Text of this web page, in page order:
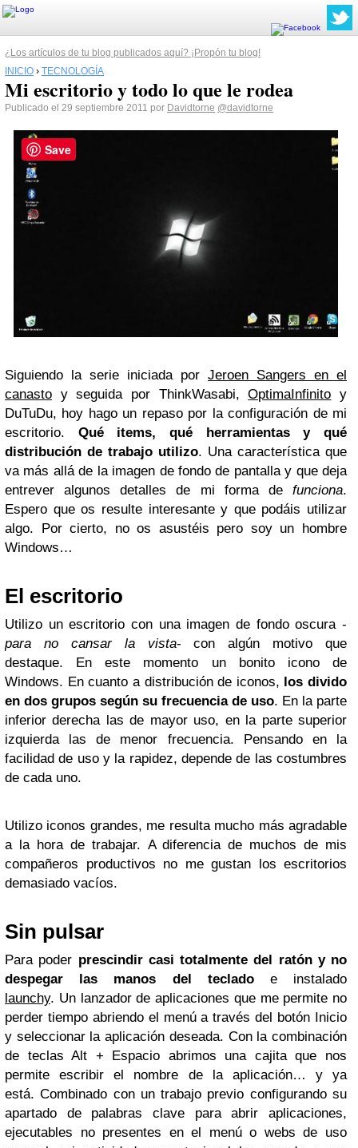
¿Los artículos de tu blog publicados aquí? ¡Propón tu blog!
INICIO › TECNOLOGÍA
Mi escritorio y todo lo que le rodea
Publicado el 29 septiembre 2011 por Davidtorne @davidtorne
Siguiendo la serie iniciada por Jeroen Sangers en el
canasto y seguida por ThinkWasabi,OptimaInfinito y
DuTuDu, hoy hago un repaso por la configuración de mi
escritorio. Qué items, qué herramientasy qué
distribución de trabajo utilizo. Una característica que
va más allá de la imagen de fondo de pantalla y que deja
entrever algunos detalles de mi forma de funciona.
Espero que os resulte interesante y que podáis utilizar
algo. Por cierto, no os asustéis pero soy un hombre
Windows…
El escritorio
Utilizo un escritorio con una imagen de fondo oscura -
para no cansar la vista- con algún motivo que
destaque. En este momento un bonito icono de
Windows. En cuanto a distribución de iconos, los divido
en dos grupos según su frecuencia de uso. En la parte
inferior derecha las de mayor uso, en la parte superior
izquierda las de menor frecuencia. Pensando en la
facilidad de uso y la rapidez, depende de las costumbres
de cada uno.
Utilizo iconos grandes, me resulta mucho más agradable
a la hora de trabajar. A diferencia de muchos de mis
compañeros productivos no me gustan los escritorios
demasiado vacíos.
Sin pulsar
Para poder prescindir casi totalmente del ratón y no
despegar las manos del tecladoe instalado
launchy. Un lanzador de aplicaciones que me permite no
perder tiempo abriendo el menú a través del botón Inicio
y seleccionar la aplicación deseada. Con la combinación
de teclas Alt + Espacio abrimos una cajita que nos
permite escribir el nombre de la aplicación… y ya
está. Combinado con un trabajo previo configurando su
apartado de palabras clave para abrir aplicaciones,
ejecutables no presentes en el menú o webs de uso
Save